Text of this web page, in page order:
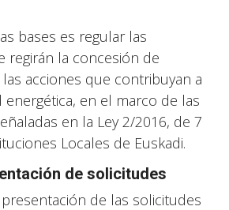
bases es regular las
regirán la concesión de
acciones que contribuyan a
energética, en el marco de las
en la Ley 2/2016, de 7
Locales de Euskadi.
de solicitudes
de las solicitudes